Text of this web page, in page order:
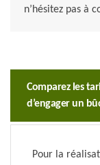
n’hésitez pas à
Comparez les
d’engager un
Pour la